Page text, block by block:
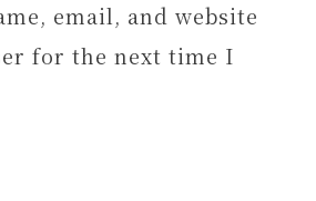
email, and website
for the next time I